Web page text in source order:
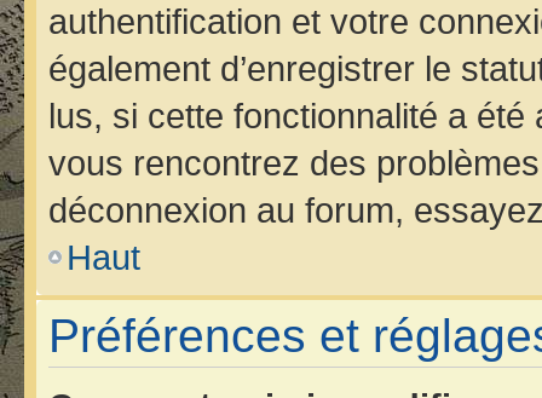
authentification et votre
également d’enregistrer le
lus, si cette fonctionnalité a
vous rencontrez des
déconnexion au forum,
Haut
Préférences et